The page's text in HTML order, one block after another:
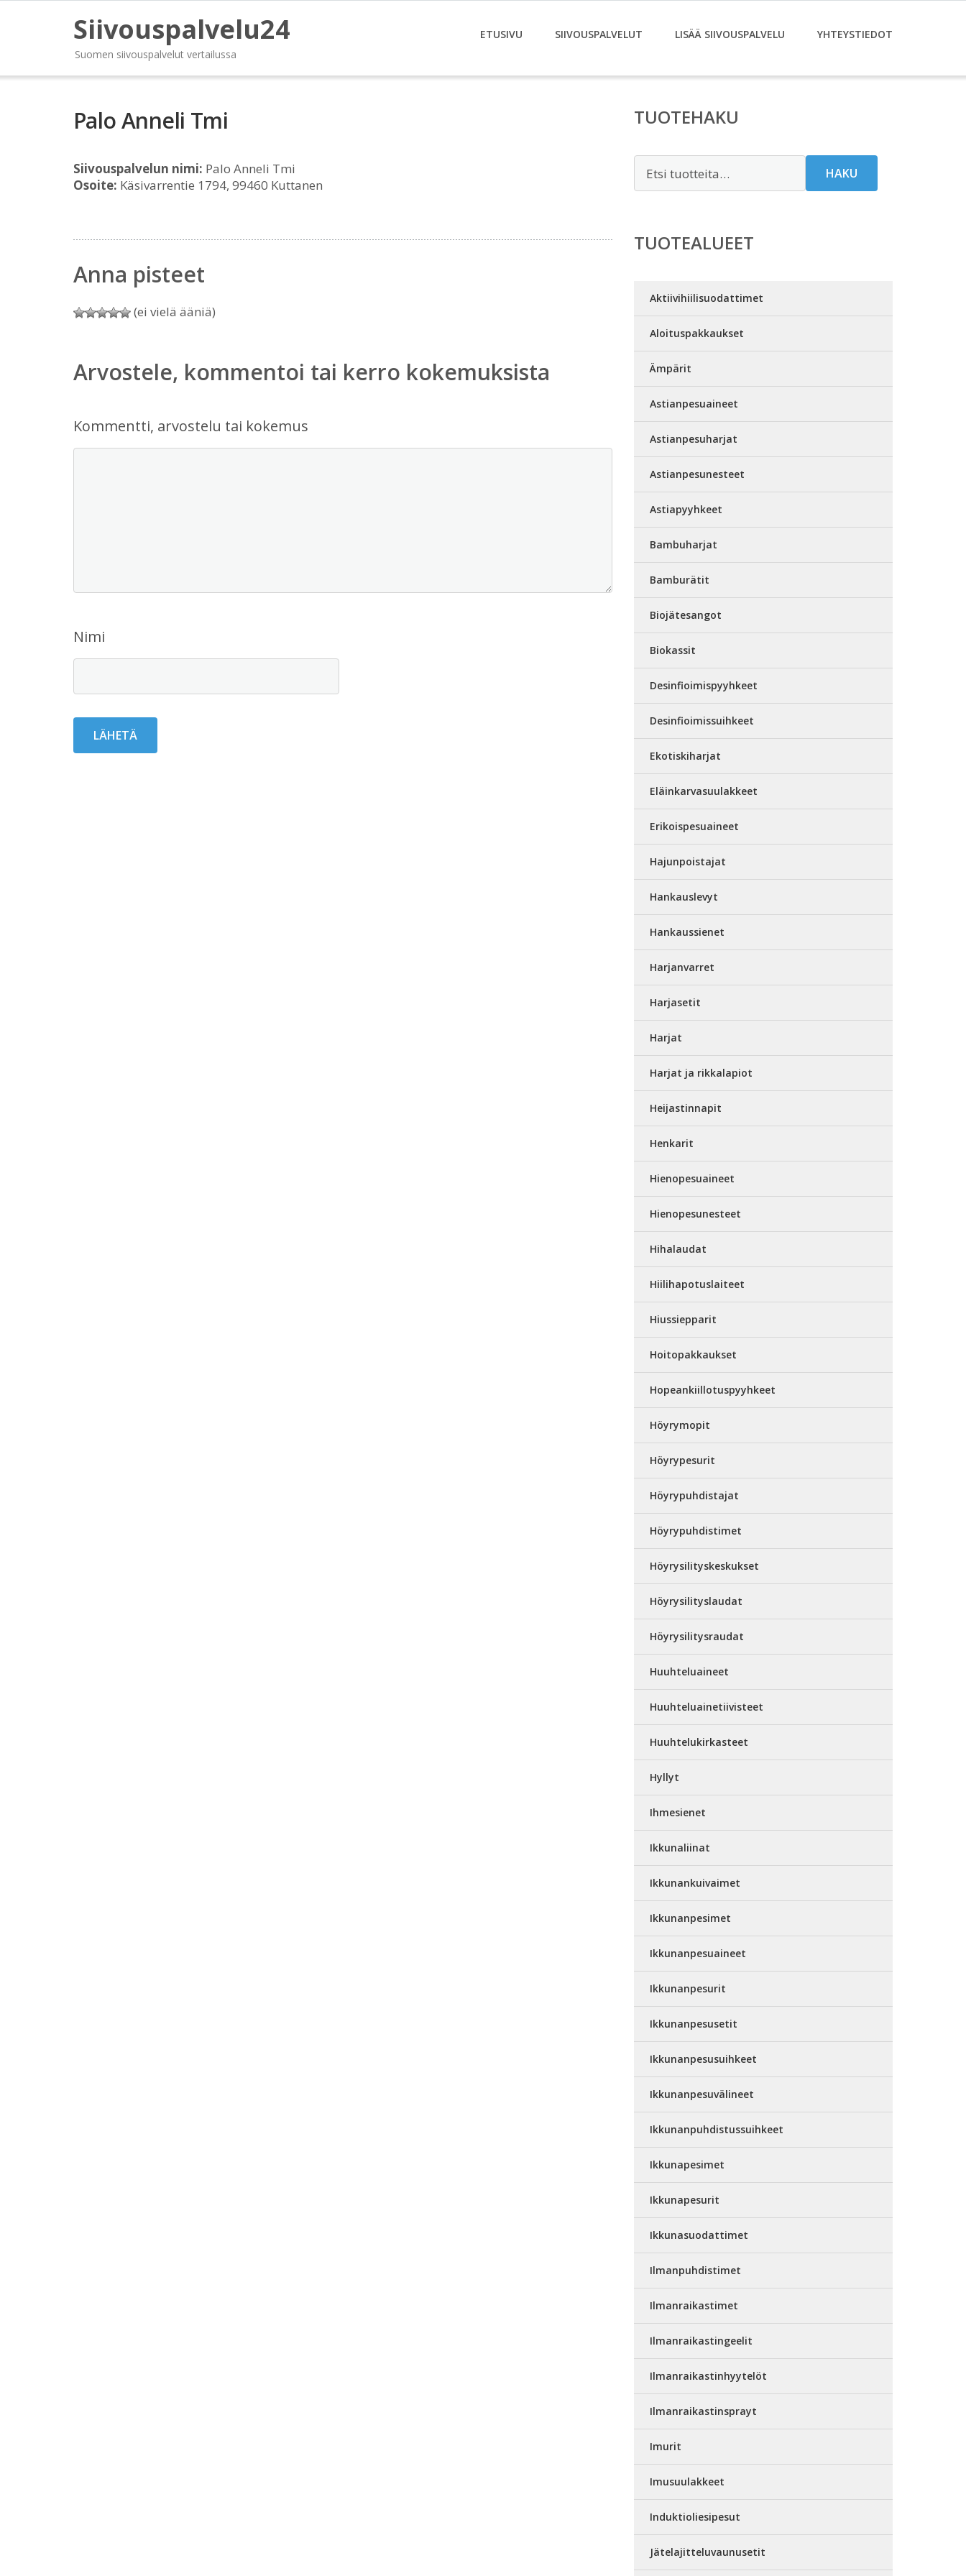
Siivouspalvelu24
Suomen siivouspalvelut vertailussa
ETUSIVU SIIVOUSPALVELUT LISÄÄ SIIVOUSPALVELU YHTEYSTIEDOT
Palo Anneli Tmi
Siivouspalvelun nimi: Palo Anneli Tmi
Osoite: Käsivarrentie 1794, 99460 Kuttanen
Anna pisteet
(ei vielä ääniä)
Arvostele, kommentoi tai kerro kokemuksista
Kommentti, arvostelu tai kokemus
Nimi
TUOTEHAKU
HAKU
TUOTEALUEET
Aktiivihiilisuodattimet
Aloituspakkaukset
Ämpärit
Astianpesuaineet
Astianpesuharjat
Astianpesunesteet
Astiapyyhkeet
Bambuharjat
Bamburätit
Biojätesangot
Biokassit
Desinfioimispyyhkeet
Desinfioimissuihkeet
Ekotiskiharjat
Eläinkarvasuulakkeet
Erikoispesuaineet
Hajunpoistajat
Hankauslevyt
Hankaussienet
Harjanvarret
Harjasetit
Harjat
Harjat ja rikkalapiot
Heijastinnapit
Henkarit
Hienopesuaineet
Hienopesunesteet
Hihalaudat
Hiilihapotuslaiteet
Hiussiepparit
Hoitopakkaukset
Hopeankiillotuspyyhkeet
Höyrymopit
Höyrypesurit
Höyrypuhdistajat
Höyrypuhdistimet
Höyrysilityskeskukset
Höyrysilityslaudat
Höyrysilitysraudat
Huuhteluaineet
Huuhteluainetiivisteet
Huuhtelukirkasteet
Hyllyt
Ihmesienet
Ikkunaliinat
Ikkunankuivaimet
Ikkunanpesimet
Ikkunanpesuaineet
Ikkunanpesurit
Ikkunanpesusetit
Ikkunanpesusuihkeet
Ikkunanpesuvälineet
Ikkunanpuhdistussuihkeet
Ikkunapesimet
Ikkunapesurit
Ikkunasuodattimet
Ilmanpuhdistimet
Ilmanraikastimet
Ilmanraikastingeelit
Ilmanraikastinhyytelöt
Ilmanraikastinsprayt
Imurit
Imusuulakkeet
Induktioliesipesut
Jätelajitteluvaunusetit